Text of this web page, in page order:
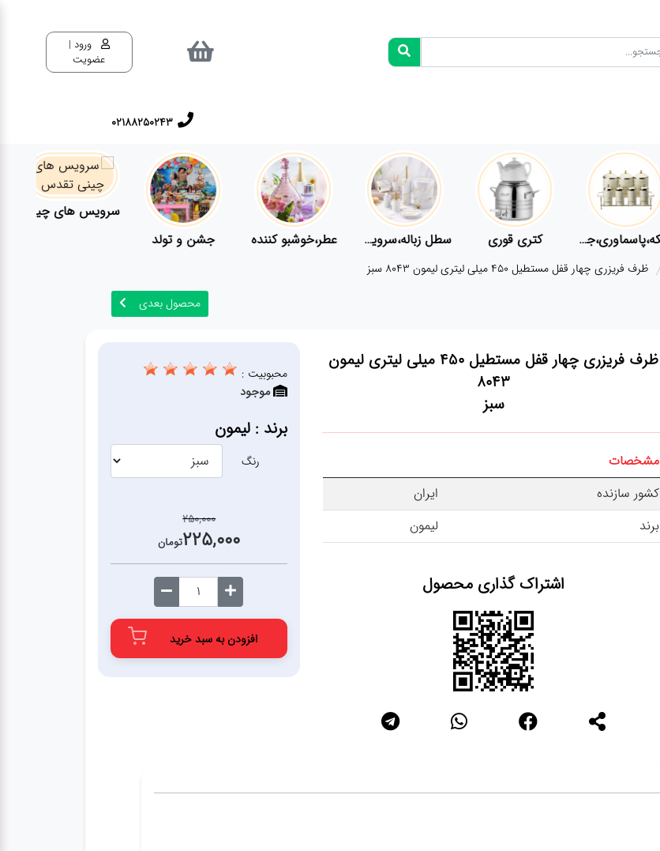
ورود |
عضویت
02188250243
بانکه،پاسماوری،جا ادویه کتری قوری سطل زباله،سرویس بهداشتی،حمام عطر،خوشبو کننده جشن و تولد
سرویس های چینی تقدس
ظرف فریزری چهار قفل مستطیل 450 میلی لیتری لیمون 8043 سبز
محصول بعدی
ظرف فریزری چهار قفل مستطیل 450 میلی لیتری لیمون
8043
سبز
مشخصات
کشور سازنده
ایران
برند
لیمون
اشتراک گذاری محصول
محبوبیت :
موجود
برند : لیمون
رنگ
250,000
225,000تومان
افزودن به سبد خرید